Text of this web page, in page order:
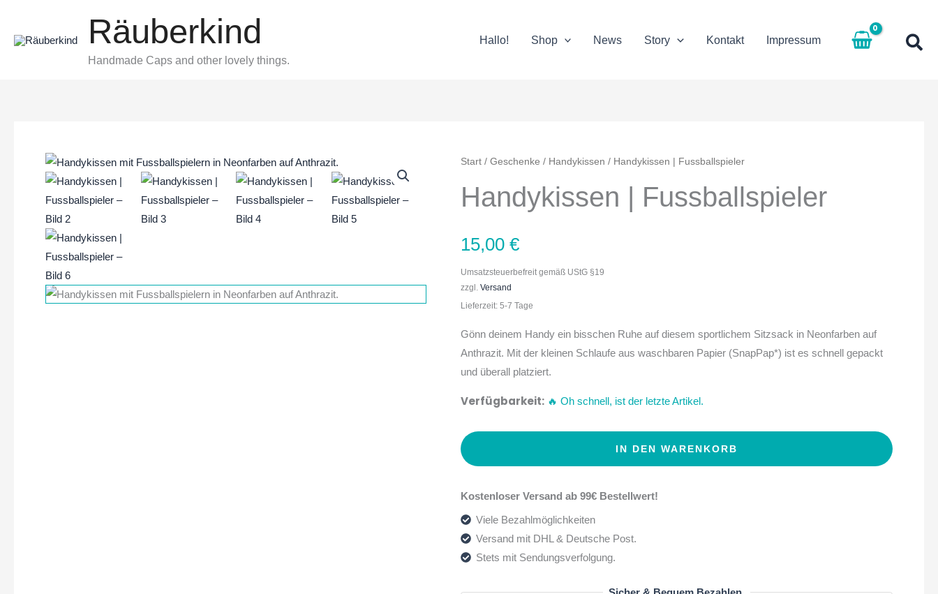
springen
Räuberkind
Handmade Caps and other lovely things.
Hallo! Shop News Story Kontakt Impressum
Start/ Geschenke / Handykissen / Handykissen | Fussballspieler
Handykissen | Fussballspieler
15,00 €
Umsatzsteuerbefreit gemäß UStG §19
zzgl. Versand
Lieferzeit: 5-7 Tage
Gönn deinem Handy ein bisschen Ruhe auf diesem sportlichem Sitzsack in Neonfarben auf
Anthrazit. Mit der kleinen Schlaufe aus waschbaren Papier (SnapPap*) ist es schnell gepackt
und überall platziert.
Verfügbarkeit: 🔥 Oh schnell, ist der letzte Artikel.
Handykissen
Fussballspieler
IN DEN WARENKORB
Kostenloser Versand ab 99€ Bestellwert!
Viele Bezahlmöglichkeiten
Versand mit DHL & Deutsche Post.
Stets mit Sendungsverfolgung.